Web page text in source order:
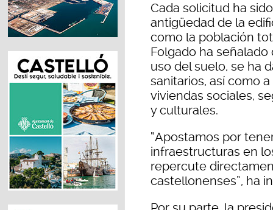
Cada solicitud ha
antigüedad de la
como la población
Folgado ha
uso del suelo, se ha
sanitarios, así como
viviendas sociales,
y culturales.
“Apostamos por
infraestructuras en
repercute
castellonenses”, ha